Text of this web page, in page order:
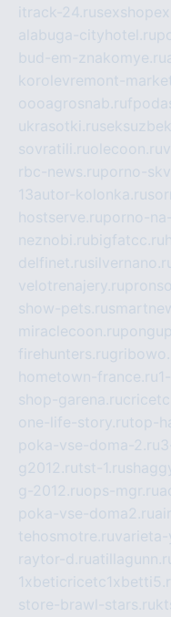
itrack-24.ru
alabuga-cityhotel.ru
bud-em-znakomye.ru
korolevremont-
oooagrosnab.ru
ukrasotki.ru
sovratili.ruolecoon.ru
rbc-news.ruporno-
13autor-kolonka.ru
hostserve.ruporno-
neznobi.rubigfatcc.ru
delfinet.ru
velotrenajery.ru
show-pets.ru
miraclecoon.ru
firehunters.ru
hometown-france.ru
shop-garena.ru
one-life-story.rutop-
poka-vse-doma-2.ru
g2012.rutst-1.ru
g-2012.ruops-mgr.ru
poka-vse-doma2.ru
tehosmotre.ruvarieta-
raytor-d.ru
store-brawl-stars.ru